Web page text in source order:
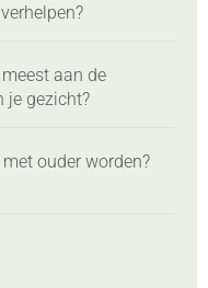
aan de
je gezicht?
ouder worden?